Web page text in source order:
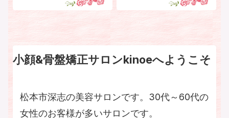
小顔&骨盤矯正サロンkinoeへようこそ
松本市深志の美容サロンです。30代～60代の
女性のお客様が多いサロンです。